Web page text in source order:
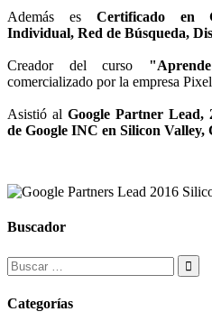
Además es Certificado en
Individual, Red de Búsqueda,
Creador del curso
comercializado por la empresa
Asistió al Google Partner Lead,
de Google INC en Silicon Valley,
Buscador
Categorías